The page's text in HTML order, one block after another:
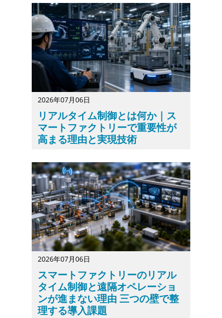
2026年07月06日
リアルタイム制御とは何か｜ス
マートファクトリーで重要性が
高まる理由と実現技術
2026年07月06日
スマートファクトリーのリアル
タイム制御と遠隔オペレーショ
ンが進まない理由 三つの壁で整
理する導入課題